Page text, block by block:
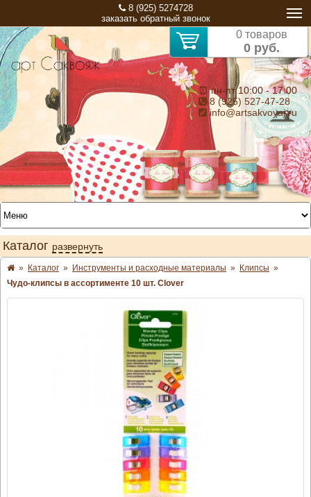
8 (925) 5274728
заказать обратный звонок
0 товаров
0 руб.
⏰ пн-пт 10:00 - 17:00
8 (925) 527-47-28
info@artsakvoyaj.ru
Каталог развернуть
» Каталог » Инструменты и расходные материалы » Клипсы »
Чудо-клипсы в ассортименте 10 шт. Clover